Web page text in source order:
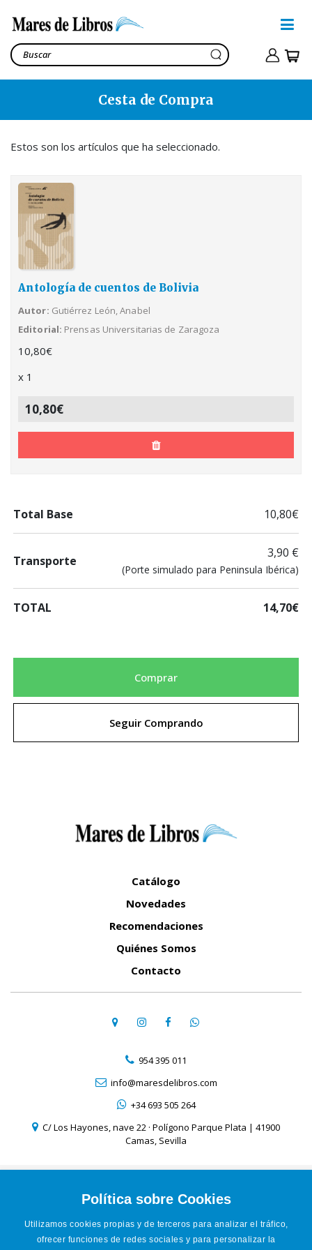
Política sobre Cookies
Utilizamos cookies propias y de terceros para analizar el tráfico,
ofrecer funciones de redes sociales y para personalizar la
Bolivia
10,80€
Cesta de Compra
Estos son los artículos que ha seleccionado.
Antología de cuentos de Bolivia
Autor Gutiérrez León, Anabel
Editorial Prensas Universitarias de Zaragoza
10,80€
x 1
10,80€
Total Base 10,80€
Transporte
3,90 €
(Porte simulado para Peninsula Ibérica)
TOTAL 14,70€
Comprar
Seguir Comprando
Catálogo
Novedades
Recomendaciones
Quiénes Somos
Contacto
954 395 011
info@maresdelibros.com
+34 693 505 264
C/ Los Hayones, nave 22 · Polígono Parque Plata | 41900
Camas, Sevilla
Política de Cookies
Condiciones de venta online